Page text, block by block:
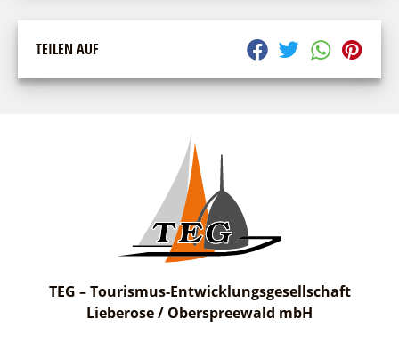
TEILEN AUF
TEG – Tourismus-Entwicklungsgesellschaft
Lieberose / Oberspreewald mbH